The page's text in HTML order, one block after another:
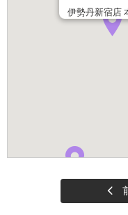
伊勢丹新宿店